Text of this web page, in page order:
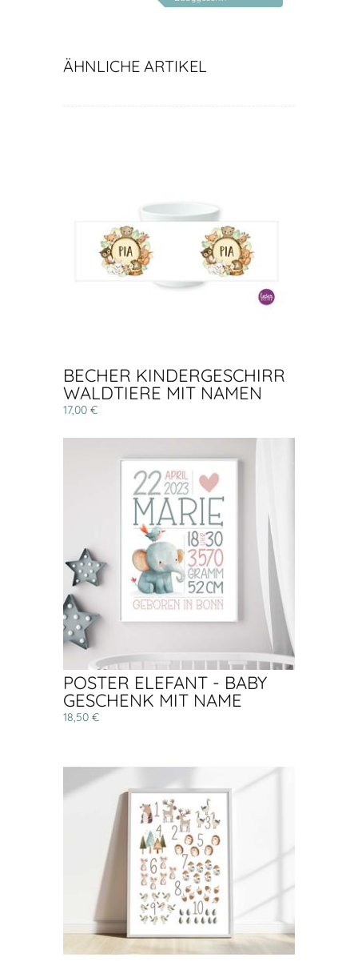
ÄHNLICHE ARTIKEL
BECHER KINDERGESCHIRR
WALDTIERE MIT NAMEN
17,00 €
POSTER ELEFANT - BABY
GESCHENK MIT NAME
18,50 €